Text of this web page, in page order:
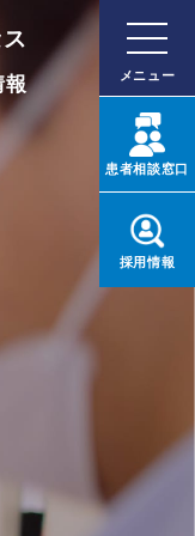
報 メニュー
患者相談窓口
採用情報